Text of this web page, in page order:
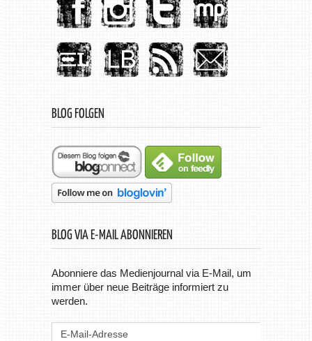
BLOG FOLGEN
BLOG VIA E-MAIL ABONNIEREN
Abonniere das Medienjournal via E-Mail, um
immer über neue Beiträge informiert zu
werden.